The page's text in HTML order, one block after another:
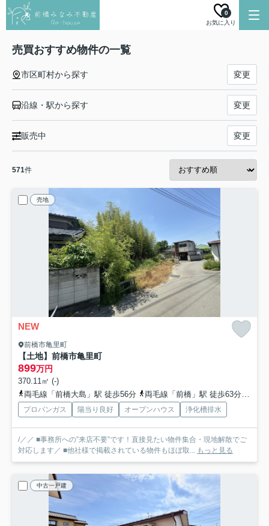
お気に入り
0
売買おすすめ物件の一覧
市区町村から探す 変更
沿線・駅から探す 変更
販売中 変更
571件
売地
NEW
前橋市亀里町
【土地】前橋市亀里町
899万円
370.11㎡ (-)
両毛線「前橋大島」駅 徒歩56分
両毛線「前橋」駅 徒歩63分
プロパンガス 陽当り良好 オープンハウス 浄化槽排水
/／／ ■事務所への”来店不要”です！直接見たい物件集合・現地解散でご
対応します／ ■他社様で掲載されている物件もほぼ取... もっと見る
中古一戸建